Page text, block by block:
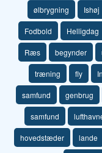
ølbrygning Ishøj
Fodbold Helligdag
Ræs begynder
træning fly
samfund genbrug
samfund
hovedstæder lande